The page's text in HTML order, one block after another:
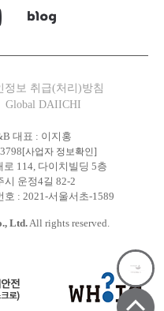
정보 취급(처리)방침
Global DAIICHI
대표 : 이지홍
[사업자 정보확인]
114, 다이치빌딩 5층
시 운정4길 82-2
호 : 2021-서울서초-1589
Ltd.All rights reserved.